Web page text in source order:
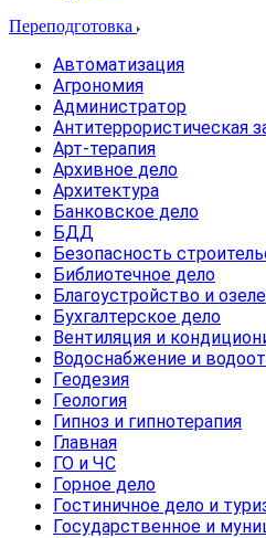
Переподготовка
Автоматизация
Агрономия
Администратор
Антитеррористическая
Арт-терапия
Архивное дело
Архитектура
Банковское дело
БДД
Безопасность
Библиотечное дело
Благоустройство и
Бухгалтерское дело
Вентиляция и
Водоснабжение и
Геодезия
Геология
Гипноз и гипнотерапия
Главная
ГО и ЧС
Горное дело
Гостиничное дело и
Государственное и